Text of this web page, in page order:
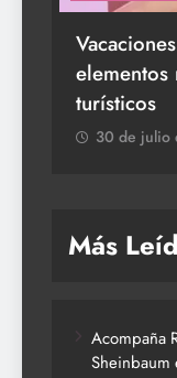
elementos
turísticos
30 de julio
Más
Acompaña
Sheinbaum